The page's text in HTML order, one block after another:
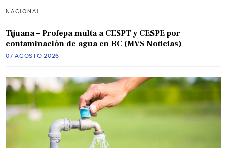
NACIONAL
Tijuana – Profepa multa a CESPT y CESPE por
contaminación de agua en BC (MVS Noticias)
07 AGOSTO 2026